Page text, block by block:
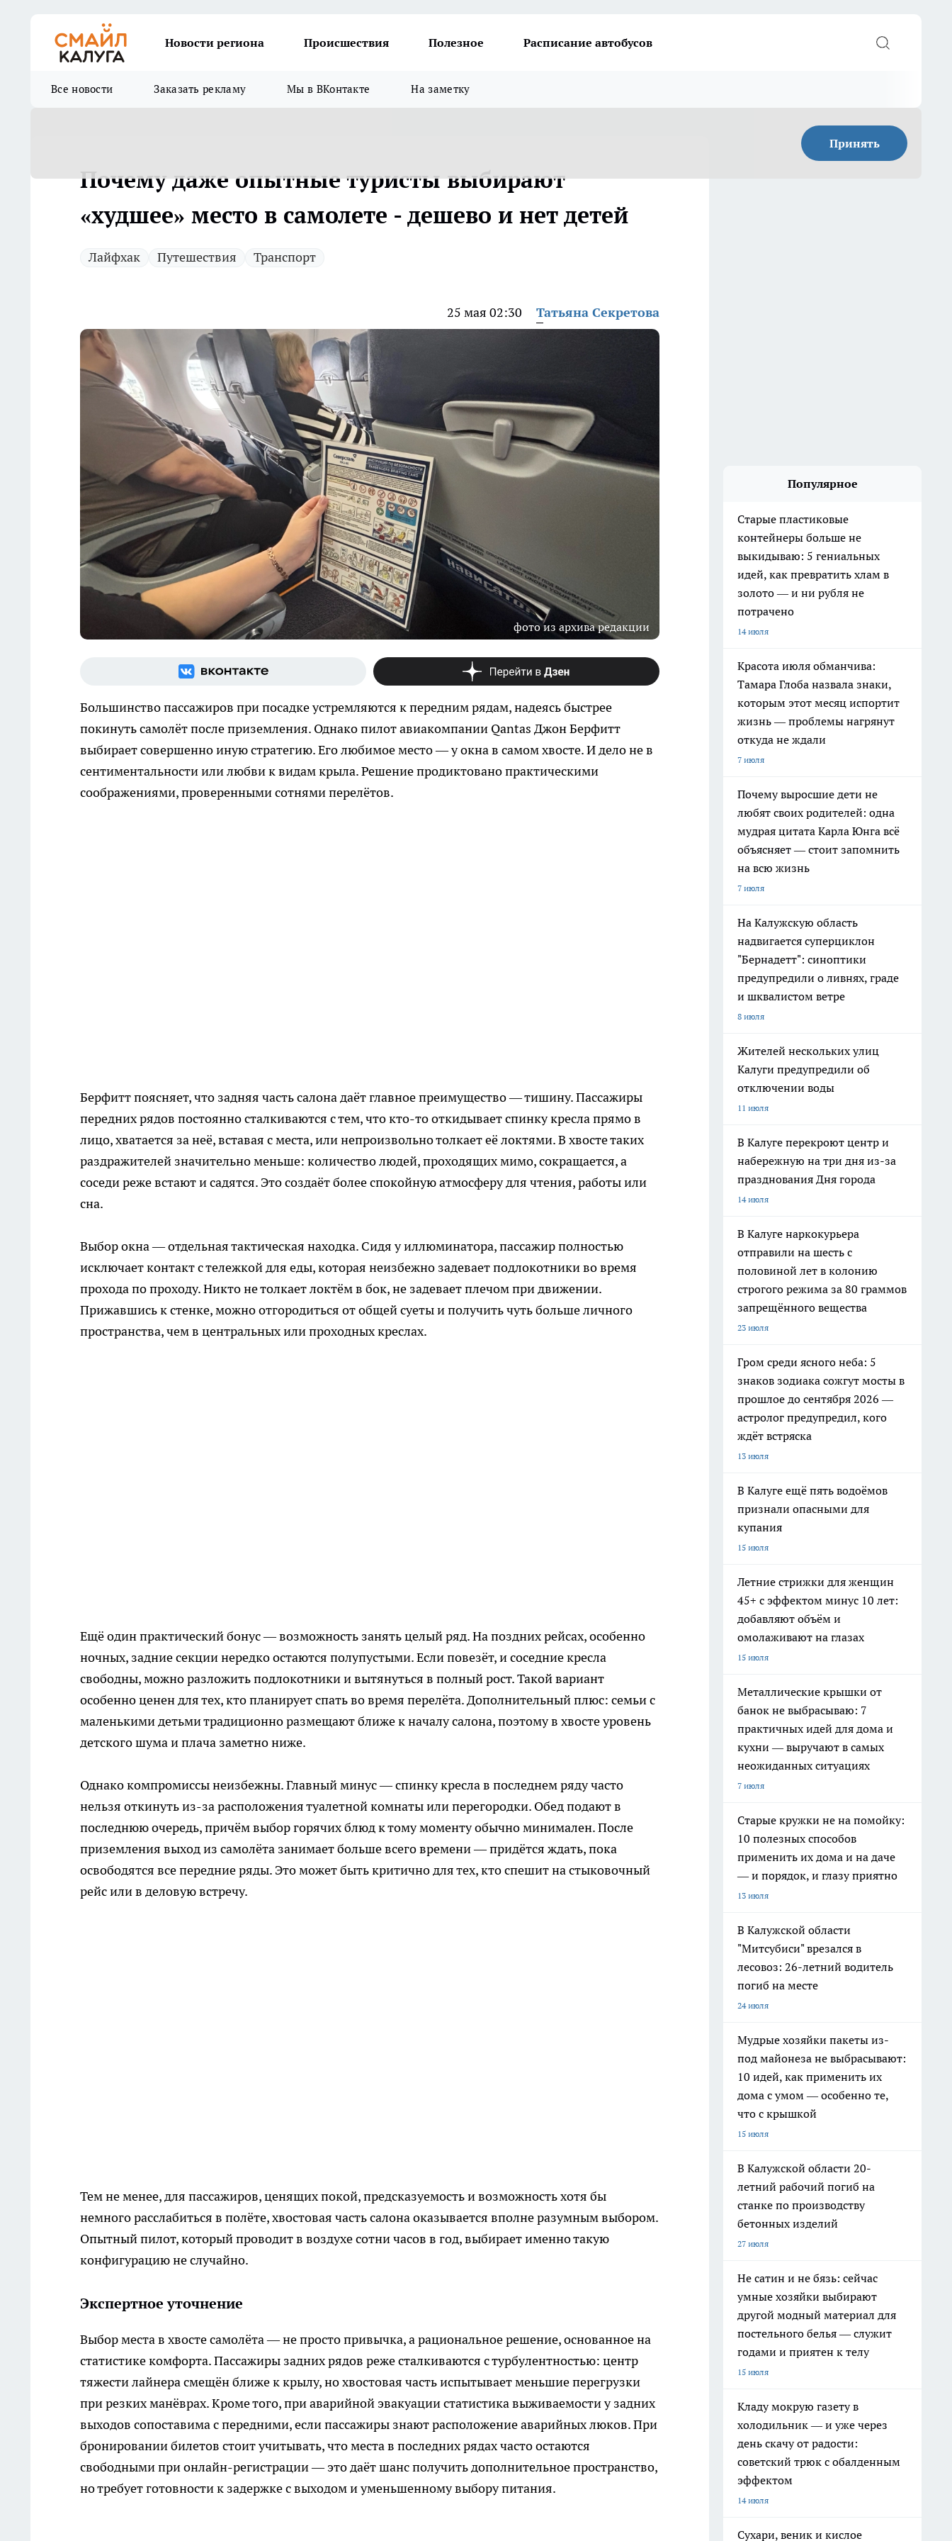
Новости региона Происшествия Полезное Расписание автобусов
Все новости Заказать рекламу Мы в ВКонтакте На заметку
Принять
Почему даже опытные туристы выбирают
«худшее» место в самолете - дешево и нет детей
Лайфхак Путешествия Транспорт
25 мая 02:30 Татьяна Секретова
фото из архива редакции
Большинство пассажиров при посадке устремляются к передним рядам, надеясь быстрее
покинуть самолёт после приземления. Однако пилот авиакомпании Qantas Джон Берфитт
выбирает совершенно иную стратегию. Его любимое место — у окна в самом хвосте. И дело не в
сентиментальности или любви к видам крыла. Решение продиктовано практическими
соображениями, проверенными сотнями перелётов.
Берфитт поясняет, что задняя часть салона даёт главное преимущество — тишину. Пассажиры
передних рядов постоянно сталкиваются с тем, что кто-то откидывает спинку кресла прямо в
лицо, хватается за неё, вставая с места, или непроизвольно толкает её локтями. В хвосте таких
раздражителей значительно меньше: количество людей, проходящих мимо, сокращается, а
соседи реже встают и садятся. Это создаёт более спокойную атмосферу для чтения, работы или
сна.
Выбор окна — отдельная тактическая находка. Сидя у иллюминатора, пассажир полностью
исключает контакт с тележкой для еды, которая неизбежно задевает подлокотники во время
прохода по проходу. Никто не толкает локтём в бок, не задевает плечом при движении.
Прижавшись к стенке, можно отгородиться от общей суеты и получить чуть больше личного
пространства, чем в центральных или проходных креслах.
Ещё один практический бонус — возможность занять целый ряд. На поздних рейсах, особенно
ночных, задние секции нередко остаются полупустыми. Если повезёт, и соседние кресла
свободны, можно разложить подлокотники и вытянуться в полный рост. Такой вариант
особенно ценен для тех, кто планирует спать во время перелёта. Дополнительный плюс: семьи с
маленькими детьми традиционно размещают ближе к началу салона, поэтому в хвосте уровень
детского шума и плача заметно ниже.
Однако компромиссы неизбежны. Главный минус — спинку кресла в последнем ряду часто
нельзя откинуть из-за расположения туалетной комнаты или перегородки. Обед подают в
последнюю очередь, причём выбор горячих блюд к тому моменту обычно минимален. После
приземления выход из самолёта занимает больше всего времени — придётся ждать, пока
освободятся все передние ряды. Это может быть критично для тех, кто спешит на стыковочный
рейс или в деловую встречу.
Тем не менее, для пассажиров, ценящих покой, предсказуемость и возможность хотя бы
немного расслабиться в полёте, хвостовая часть салона оказывается вполне разумным выбором.
Опытный пилот, который проводит в воздухе сотни часов в год, выбирает именно такую
конфигурацию не случайно.
Экспертное уточнение
Выбор места в хвосте самолёта — не просто привычка, а рациональное решение, основанное на
статистике комфорта. Пассажиры задних рядов реже сталкиваются с турбулентностью: центр
тяжести лайнера смещён ближе к крылу, но хвостовая часть испытывает меньшие перегрузки
при резких манёврах. Кроме того, при аварийной эвакуации статистика выживаемости у задних
выходов сопоставима с передними, если пассажиры знают расположение аварийных люков. При
бронировании билетов стоит учитывать, что места в последних рядах часто остаются
свободными при онлайн-регистрации — это даёт шанс получить дополнительное пространство,
но требует готовности к задержке с выходом и уменьшенному выбору питания.
Популярное
Старые пластиковые
контейнеры больше не
выкидываю: 5 гениальных
идей, как превратить хлам в
золото — и ни рубля не
потрачено
14 июля
Красота июля обманчива:
Тамара Глоба назвала знаки,
которым этот месяц испортит
жизнь — проблемы нагрянут
откуда не ждали
7 июля
Почему выросшие дети не
любят своих родителей: одна
мудрая цитата Карла Юнга всё
объясняет — стоит запомнить
на всю жизнь
7 июля
На Калужскую область
надвигается суперциклон
"Бернадетт": синоптики
предупредили о ливнях, граде
и шквалистом ветре
8 июля
Жителей нескольких улиц
Калуги предупредили об
отключении воды
11 июля
В Калуге перекроют центр и
набережную на три дня из-за
празднования Дня города
14 июля
В Калуге наркокурьера
отправили на шесть с
половиной лет в колонию
строгого режима за 80 граммов
запрещённого вещества
23 июля
Гром среди ясного неба: 5
знаков зодиака сожгут мосты в
прошлое до сентября 2026 —
астролог предупредил, кого
ждёт встряска
13 июля
В Калуге ещё пять водоёмов
признали опасными для
купания
15 июля
Летние стрижки для женщин
45+ с эффектом минус 10 лет:
добавляют объём и
омолаживают на глазах
15 июля
Металлические крышки от
банок не выбрасываю: 7
практичных идей для дома и
кухни — выручают в самых
неожиданных ситуациях
7 июля
Старые кружки не на помойку:
10 полезных способов
применить их дома и на даче
— и порядок, и глазу приятно
13 июля
В Калужской области
"Митсубиси" врезался в
лесовоз: 26-летний водитель
погиб на месте
24 июля
Мудрые хозяйки пакеты из-
под майонеза не выбрасывают:
10 идей, как применить их
дома с умом — особенно те,
что с крышкой
15 июля
В Калужской области 20-
летний рабочий погиб на
станке по производству
бетонных изделий
27 июля
Не сатин и не бязь: сейчас
умные хозяйки выбирают
другой модный материал для
постельного белья — служит
годами и приятен к телу
15 июля
Кладу мокрую газету в
холодильник — и уже через
день скачу от радости:
советский трюк с обалденным
эффектом
14 июля
Сухари, веник и кислое